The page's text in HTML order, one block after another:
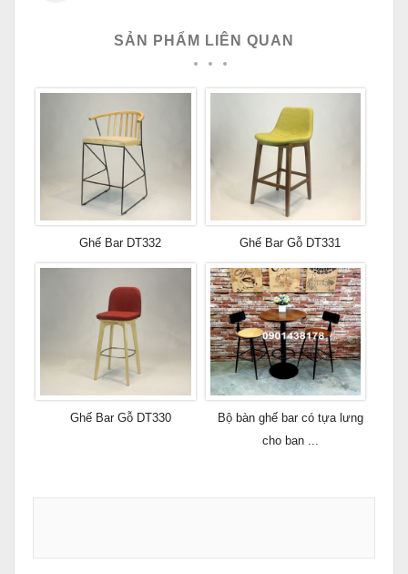
SẢN PHẨM LIÊN QUAN
Ghế Bar DT332 Ghế Bar Gỗ DT331
Ghế Bar Gỗ DT330
Bộ bàn ghế bar có tựa lưng
cho ban ...